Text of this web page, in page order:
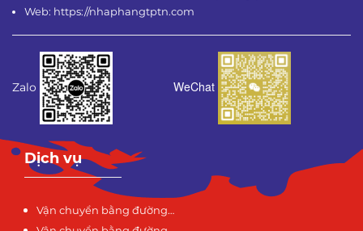
Web: https://nhaphangtptn.com
Zalo WeChat
Dịch vụ
Vận chuyển bằng đường…